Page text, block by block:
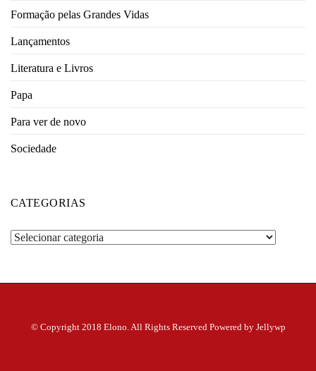
Formação pelas Grandes Vidas
Lançamentos
Literatura e Livros
Papa
Para ver de novo
Sociedade
CATEGORIAS
Categorias
© Copyright 2018 Elono. All Rights Reserved Powered by Jellywp